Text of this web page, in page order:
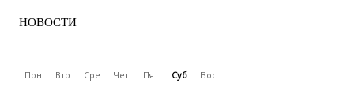
НОВОСТИ
Пон Вто Сре Чет Пят Суб Вос